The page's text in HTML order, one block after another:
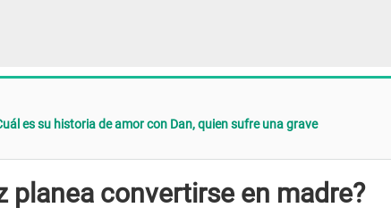
es su historia de amor con Dan, quien sufre una grave
planea convertirse en madre?